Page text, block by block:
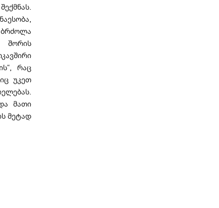
შორის
რაც
უკეთ
მათი
მეტად